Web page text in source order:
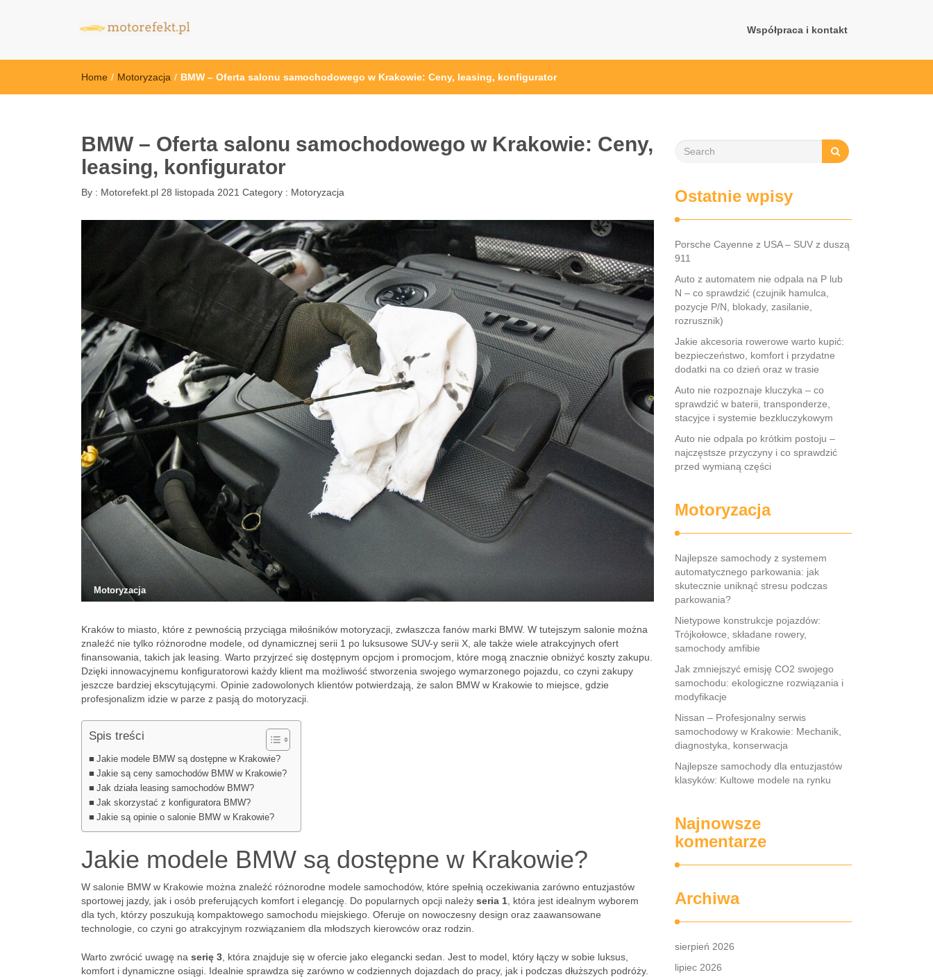
Współpraca i kontakt
Home / Motoryzacja / BMW – Oferta salonu samochodowego w Krakowie: Ceny, leasing, konfigurator
BMW – Oferta salonu samochodowego w Krakowie: Ceny,
leasing, konfigurator
By : Motorefekt.pl 28 listopada 2021 Category : Motoryzacja
Motoryzacja
Kraków to miasto, które z pewnością przyciąga miłośników motoryzacji, zwłaszcza fanów marki BMW. W tutejszym salonie można
znaleźć nie tylko różnorodne modele, od dynamicznej serii 1 po luksusowe SUV-y serii X, ale także wiele atrakcyjnych ofert
finansowania, takich jak leasing. Warto przyjrzeć się dostępnym opcjom i promocjom, które mogą znacznie obniżyć koszty zakupu.
Dzięki innowacyjnemu konfiguratorowi każdy klient ma możliwość stworzenia swojego wymarzonego pojazdu, co czyni zakupy
jeszcze bardziej ekscytującymi. Opinie zadowolonych klientów potwierdzają, że salon BMW w Krakowie to miejsce, gdzie
profesjonalizm idzie w parze z pasją do motoryzacji.
Spis treści
Jakie modele BMW są dostępne w Krakowie?
Jakie są ceny samochodów BMW w Krakowie?
Jak działa leasing samochodów BMW?
Jak skorzystać z konfiguratora BMW?
Jakie są opinie o salonie BMW w Krakowie?
Jakie modele BMW są dostępne w Krakowie?
W salonie BMW w Krakowie można znaleźć różnorodne modele samochodów, które spełnią oczekiwania zarówno entuzjastów
sportowej jazdy, jak i osób preferujących komfort i elegancję. Do popularnych opcji należy seria 1 , która jest idealnym wyborem
dla tych, którzy poszukują kompaktowego samochodu miejskiego. Oferuje on nowoczesny design oraz zaawansowane
technologie, co czyni go atrakcyjnym rozwiązaniem dla młodszych kierowców oraz rodzin.
Warto zwrócić uwagę na serię 3 , która znajduje się w ofercie jako elegancki sedan. Jest to model, który łączy w sobie luksus,
komfort i dynamiczne osiągi. Idealnie sprawdza się zarówno w codziennych dojazdach do pracy, jak i podczas dłuższych podróży.
Ostatnie wpisy
Porsche Cayenne z USA – SUV z duszą
911
Auto z automatem nie odpala na P lub
N – co sprawdzić (czujnik hamulca,
pozycje P/N, blokady, zasilanie,
rozrusznik)
Jakie akcesoria rowerowe warto kupić:
bezpieczeństwo, komfort i przydatne
dodatki na co dzień oraz w trasie
Auto nie rozpoznaje kluczyka – co
sprawdzić w baterii, transponderze,
stacyjce i systemie bezkluczykowym
Auto nie odpala po krótkim postoju –
najczęstsze przyczyny i co sprawdzić
przed wymianą części
Motoryzacja
Najlepsze samochody z systemem
automatycznego parkowania: jak
skutecznie uniknąć stresu podczas
parkowania?
Nietypowe konstrukcje pojazdów:
Trójkołowce, składane rowery,
samochody amfibie
Jak zmniejszyć emisję CO2 swojego
samochodu: ekologiczne rozwiązania i
modyfikacje
Nissan – Profesjonalny serwis
samochodowy w Krakowie: Mechanik,
diagnostyka, konserwacja
Najlepsze samochody dla entuzjastów
klasyków: Kultowe modele na rynku
Najnowsze
komentarze
Archiwa
sierpień 2026
lipiec 2026